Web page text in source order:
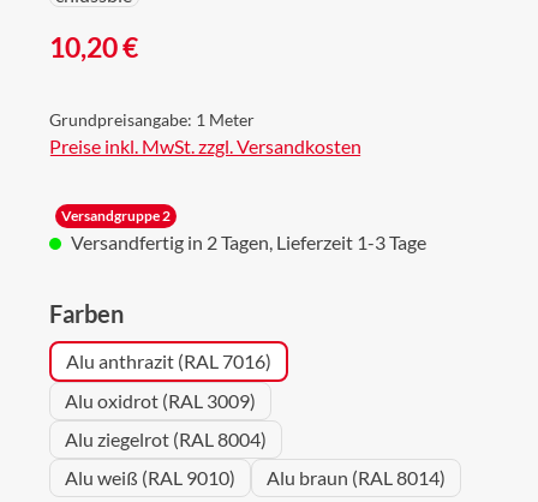
Regulärer Preis:
10,20 €
Grundpreisangabe: 1 Meter
Preise inkl. MwSt. zzgl. Versandkosten
Versandgruppe 2
Versandfertig in 2 Tagen, Lieferzeit 1-3 Tage
Farbenauswählen
Alu anthrazit (RAL 7016)
Alu oxidrot (RAL 3009)
Alu ziegelrot (RAL 8004)
Alu weiß (RAL 9010)
Alu braun (RAL 8014)